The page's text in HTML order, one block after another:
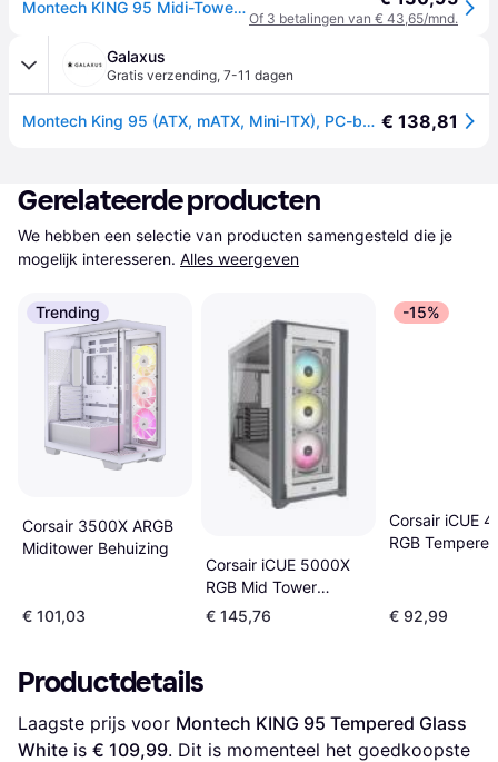
Montech KING 95 Midi-Tower Tempered Glass ARGB Wit
Of 3 betalingen van € 43,65/mnd.
Galaxus
Gratis verzending, 7-11 dagen
Montech King 95 (ATX, mATX, Mini-ITX), PC-behuizing, Transparant, Wit € 138,81
Gerelateerde producten
We hebben een selectie van producten samengesteld die je
mogelijk interesseren. Alles weergeven
Trending
Corsair 3500X ARGB
Miditower Behuizing
€ 101,03
Corsair iCUE 5000X
RGB Mid Tower
Gaming Case
3x120mm
€ 145,76
-15%
Corsair iCUE
RGB
€ 92,99
Productdetails
Laagste prijs voor Montech KING 95 Tempered Glass
White is € 109,99. Dit is momenteel het goedkoopste